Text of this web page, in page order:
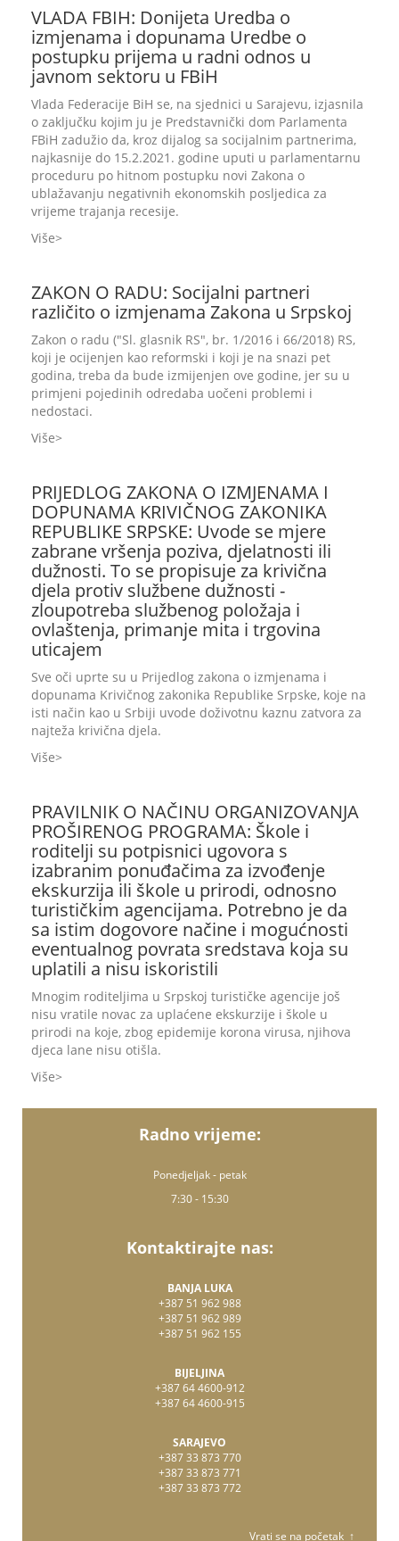
VLADA FBIH: Donijeta Uredba o
izmjenama i dopunama Uredbe o
postupku prijema u radni odnos u
javnom sektoru u FBiH
Vlada Federacije BiH se, na sjednici u Sarajevu, izjasnila
o zaključku kojim ju je Predstavnički dom Parlamenta
FBiH zadužio da, kroz dijalog sa socijalnim partnerima,
najkasnije do 15.2.2021. godine uputi u parlamentarnu
proceduru po hitnom postupku novi Zakona o
ublažavanju negativnih ekonomskih posljedica za
vrijeme trajanja recesije.
Više
ZAKON O RADU: Socijalni partneri
različito o izmjenama Zakona u Srpskoj
Zakon o radu ("Sl. glasnik RS", br. 1/2016 i 66/2018) RS,
koji je ocijenjen kao reformski i koji je na snazi pet
godina, treba da bude izmijenjen ove godine, jer su u
primjeni pojedinih odredaba uočeni problemi i
nedostaci.
Više
PRIJEDLOG ZAKONA O IZMJENAMA I
DOPUNAMA KRIVIČNOG ZAKONIKA
REPUBLIKE SRPSKE: Uvode se mjere
zabrane vršenja poziva, djelatnosti ili
dužnosti. To se propisuje za krivična
djela protiv službene dužnosti -
zloupotreba službenog položaja i
ovlaštenja, primanje mita i trgovina
uticajem
Sve oči uprte su u Prijedlog zakona o izmjenama i
dopunama Krivičnog zakonika Republike Srpske, koje na
isti način kao u Srbiji uvode doživotnu kaznu zatvora za
najteža krivična djela.
Više
PRAVILNIK O NAČINU ORGANIZOVANJA
PROŠIRENOG PROGRAMA: Škole i
roditelji su potpisnici ugovora s
izabranim ponuđačima za izvođenje
ekskurzija ili škole u prirodi, odnosno
turističkim agencijama. Potrebno je da
sa istim dogovore načine i mogućnosti
eventualnog povrata sredstava koja su
uplatili a nisu iskoristili
Mnogim roditeljima u Srpskoj turističke agencije još
nisu vratile novac za uplaćene ekskurzije i škole u
prirodi na koje, zbog epidemije korona virusa, njihova
djeca lane nisu otišla.
Više
Radno vrijeme:
Ponedjeljak - petak
7:30 - 15:30
Kontaktirajte nas:
BANJA LUKA
+387 51 962 988
+387 51 962 989
+387 51 962 155
BIJELJINA
+387 64 4600-912
+387 64 4600-915
SARAJEVO
+387 33 873 770
+387 33 873 771
+387 33 873 772
Vrati se na početak ↑